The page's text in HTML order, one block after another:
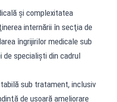
şi complexitatea
internării în secţia de
îngrijirilor medicale sub
de specialişti din cadrul
sub tratament, inclusiv
de uşoară ameliorare